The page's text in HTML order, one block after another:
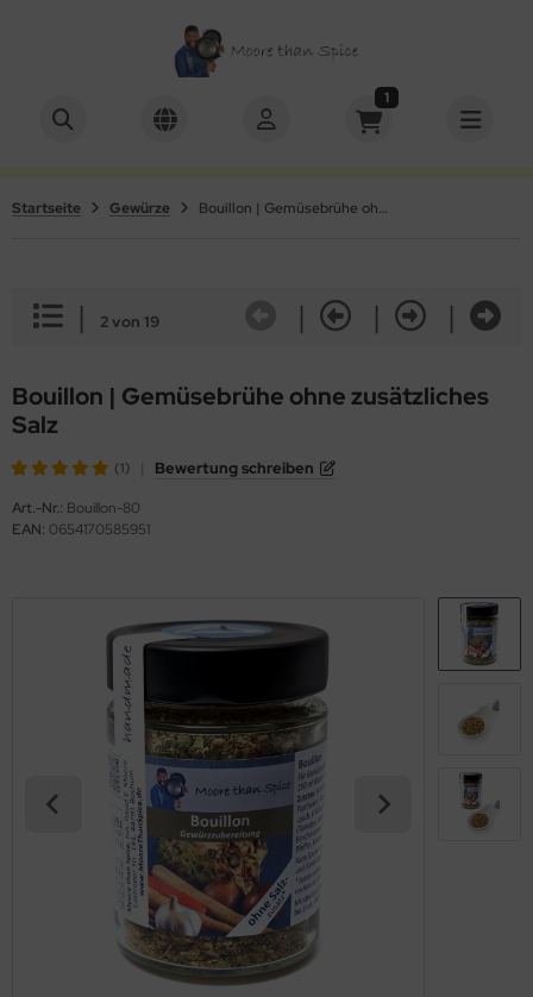
1
Startseite Gewürze Bouillon | Gemüsebrühe ohne Salz
| 2 von 19 | | |
Bouillon | Gemüsebrühe ohne zusätzliches
Salz
(1) Bewertung schreiben
Art.-Nr.: Bouillon-80
EAN: 0654170585951